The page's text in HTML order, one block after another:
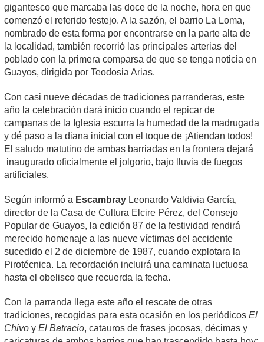
gigantesco que marcaba las doce de la noche, hora en que
comenzó el referido festejo. A la sazón, el barrio La Loma,
nombrado de esta forma por encontrarse en la parte alta de
la localidad, también recorrió las principales arterias del
poblado con la primera comparsa de que se tenga noticia en
Guayos, dirigida por Teodosia Arias.
Con casi nueve décadas de tradiciones parranderas, este
año la celebración dará inicio cuando el repicar de
campanas de la Iglesia escurra la humedad de la madrugada
y dé paso a la diana inicial con el toque de ¡Atiendan todos!
El saludo matutino de ambas barriadas en la frontera dejará
inaugurado oficialmente el jolgorio, bajo lluvia de fuegos
artificiales.
Según informó a Escambray Leonardo Valdivia García,
director de la Casa de Cultura Elcire Pérez, del Consejo
Popular de Guayos, la edición 87 de la festividad rendirá
merecido homenaje a las nueve víctimas del accidente
sucedido el 2 de diciembre de 1987, cuando explotara la
Pirotécnica. La recordación incluirá una caminata luctuosa
hasta el obelisco que recuerda la fecha.
Con la parranda llega este año el rescate de otras
tradiciones, recogidas para esta ocasión en los periódicosEl
Chivo yEl Batracio, catauros de frases jocosas, décimas y